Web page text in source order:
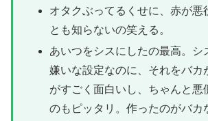
オタクぶってるくせに、赤が悪
とも知らないの笑える。
あいつをシスにしたの最高。シ
嫌いな設定なのに、それをバカ
がすごく面白いし、ちゃんと悪
のもピッタリ。作ったのがバカ